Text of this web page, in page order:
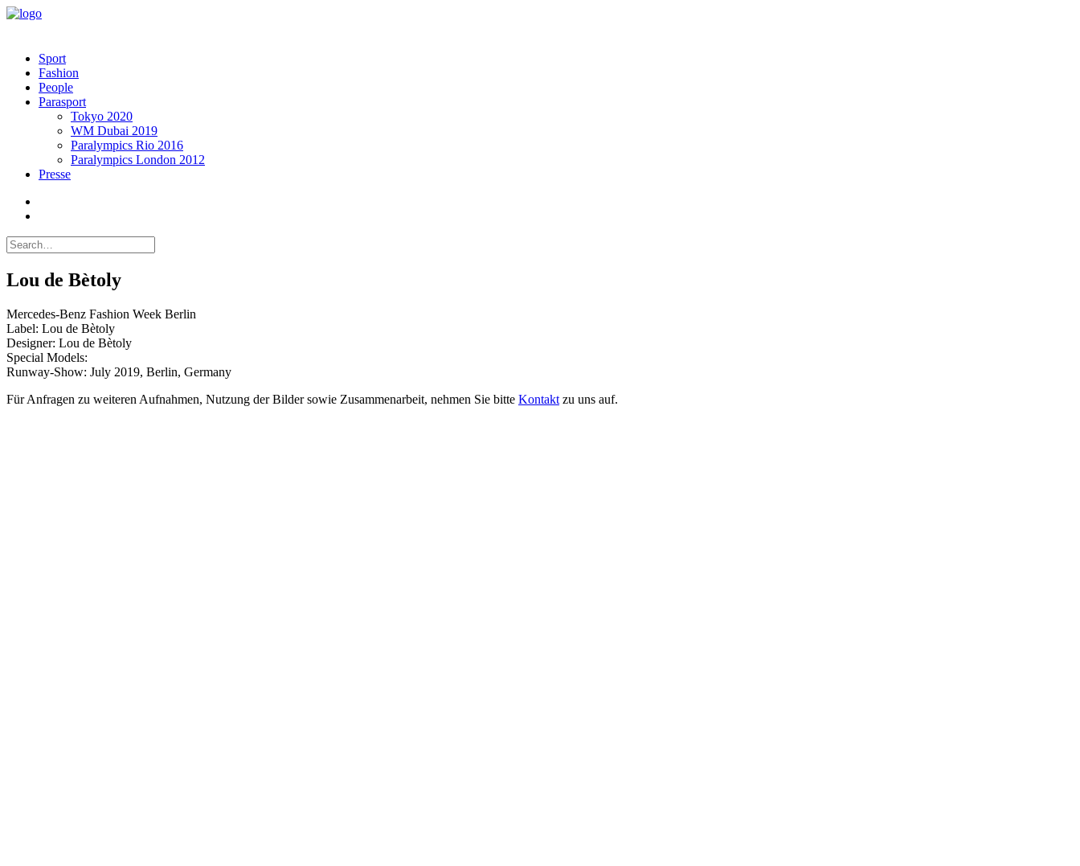
Sport
Fashion
People
Parasport
Tokyo 2020
WM Dubai 2019
Paralympics Rio 2016
Paralympics London 2012
Presse
Lou de Bètoly
Mercedes-Benz Fashion Week Berlin
Label: Lou de Bètoly
Designer: Lou de Bètoly
Special Models:
Runway-Show: July 2019, Berlin, Germany
Für Anfragen zu weiteren Aufnahmen, Nutzung der Bilder sowie Zusammenarbeit, nehmen Sie bitte Kontakt zu uns auf.